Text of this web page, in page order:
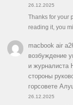
26.12.2025
Thanks for your
reading it, you
macbook air
возбуждение
и журналиста
стороны
горсовете
26.12.2025